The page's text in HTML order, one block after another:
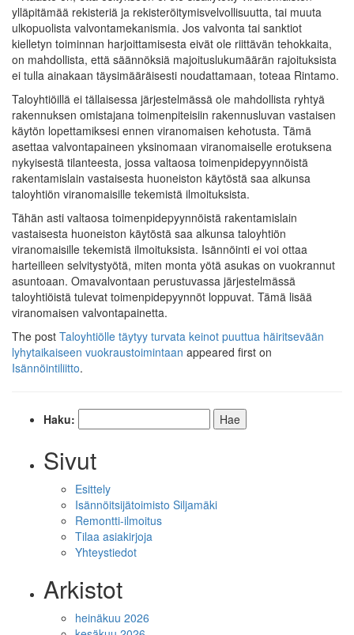
ylläpitämää rekisteriä ja rekisteröitymisvelvollisuutta, tai muuta
ulkopuolista valvontamekanismia. Jos valvonta tai sanktiot
kielletyn toiminnan harjoittamisesta eivät ole riittävän tehokkaita,
on mahdollista, että säännöksiä majoituslukumäärän rajoituksista
ei tulla ainakaan täysimääräisesti noudattamaan, toteaa Rintamo.
Taloyhtiöillä ei tällaisessa järjestelmässä ole mahdollista ryhtyä
rakennuksen omistajana toimenpiteisiin rakennusluvan vastaisen
käytön lopettamiksesi ennen viranomaisen kehotusta. Tämä
asettaa valvontapaineen yksinomaan viranomaiselle erotuksena
nykyisestä tilanteesta, jossa valtaosa toimenpidepyynnöistä
rakentamislain vastaisesta huoneiston käytöstä saa alkunsa
taloyhtiön viranomaisille tekemistä ilmoituksista.
Tähän asti valtaosa toimenpidepyynnöistä rakentamislain
vastaisesta huoneiston käytöstä saa alkunsa taloyhtiön
viranomaisille tekemistä ilmoituksista. Isännöinti ei voi ottaa
harteilleen selvitystyötä, miten monta yötä asukas on vuokrannut
asuntoaan. Omavalvontaan perustuvassa järjestelmässä
taloyhtiöistä tulevat toimenpidepyynnöt loppuvat. Tämä lisää
viranomaisen valvontapainetta.
The post Taloyhtiölle täytyy turvata keinot puuttua häiritsevään
lyhytaikaiseen vuokraustoimintaan appeared first on
Isännöintiliitto.
Haku:
Sivut
Esittely
Isännöitsijätoimisto Siljamäki
Remontti-ilmoitus
Tilaa asiakirjoja
Yhteystiedot
Arkistot
heinäkuu 2026